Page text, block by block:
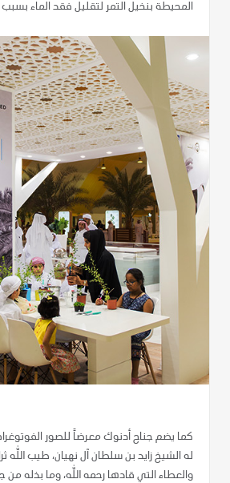
المحيطة بنخيل التمر لتقليل فقد الماء بسبب
كما يضم جناح أدنوك معرضاً للصور
له الشيخ زايد بن سلطان آل نهيان، طيب الله
والعطاء التي قادها رحمه الله، وما بذله